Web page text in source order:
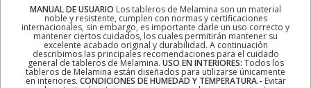
MANUAL DE USUARIO Los tableros de Melamina son un material
noble y resistente, cumplen con normas y certificaciones
internacionales, sin embargo, es importante darle un uso correcto y
mantener ciertos cuidados, los cuales permitirán mantener su
excelente acabado original y durabilidad. A continuación
describimos las principales recomendaciones para el cuidado
general de tableros de Melamina. USO EN INTERIORES: Todos los
tableros de Melamina están diseñados para utilizarse únicamente
en interiores. CONDICIONES DE HUMEDAD Y TEMPERATURA.- Evitar